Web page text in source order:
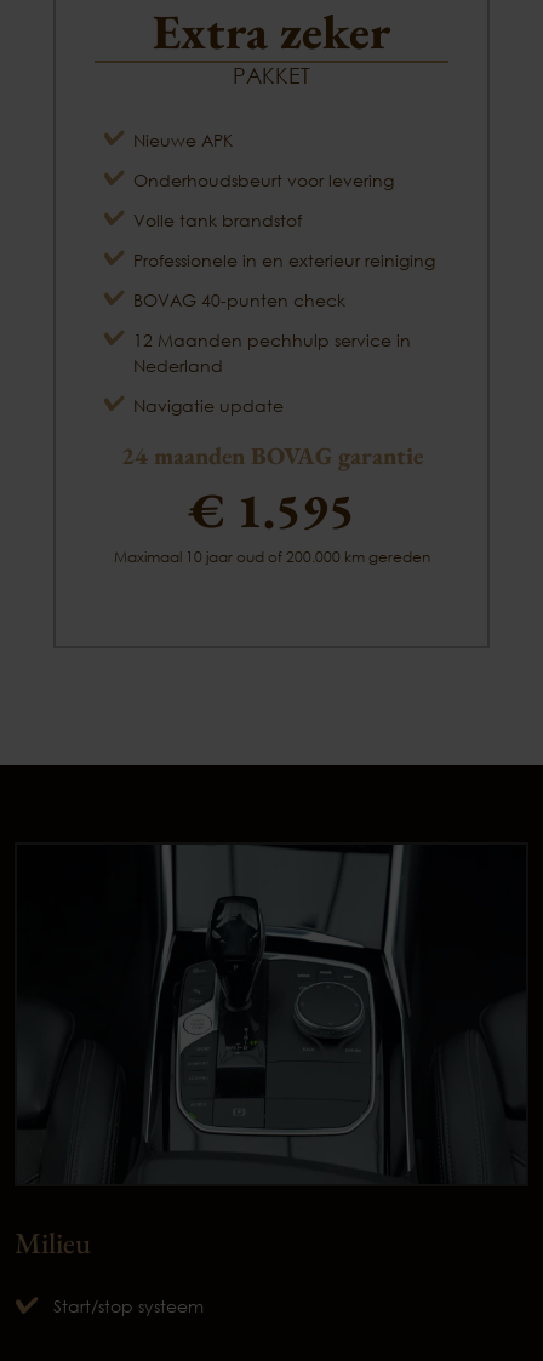
Extra zeker
PAKKET
Nieuwe APK
Onderhoudsbeurt voor levering
Volle tank brandstof
Professionele in en exterieur reiniging
BOVAG 40-punten check
12 Maanden pechhulp service in
Nederland
Navigatie update
24 maanden BOVAG garantie
€ 1.595
Maximaal 10 jaar oud of 200.000 km gereden
Milieu
Start/stop systeem